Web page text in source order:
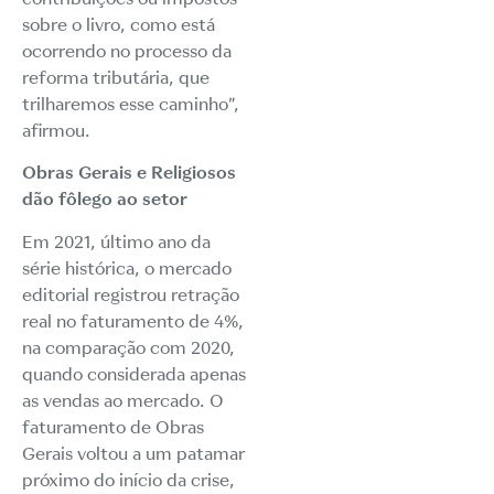
sobre o livro, como está
ocorrendo no processo da
reforma tributária, que
trilharemos esse caminho”,
afirmou.
Obras Gerais e Religiosos
dão fôlego ao setor
Em 2021, último ano da
série histórica, o mercado
editorial registrou retração
real no faturamento de 4%,
na comparação com 2020,
quando considerada apenas
as vendas ao mercado. O
faturamento de Obras
Gerais voltou a um patamar
próximo do início da crise,